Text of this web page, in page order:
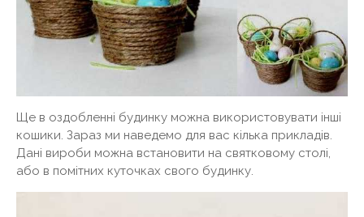
Ще в оздобленні будинку можна використовувати інші
кошики. Зараз ми наведемо для вас кілька прикладів.
Дані вироби можна встановити на святковому столі,
або в помітних куточках свого будинку.